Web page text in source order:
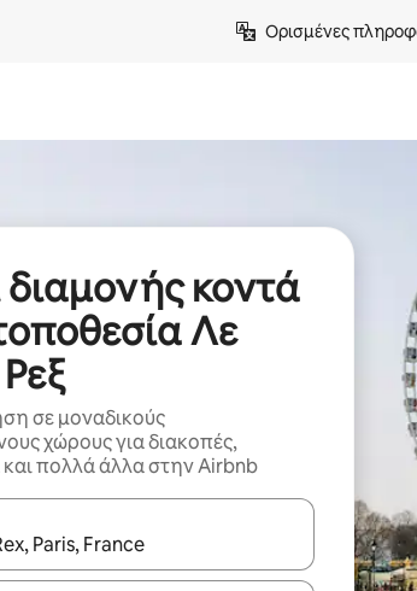
Ορισμένες
κοντά
Λε
σε μοναδικούς
χώρους για διακοπές,
πολλά άλλα στην Airbnb
είναι διαθέσιμα, μπορείτε να